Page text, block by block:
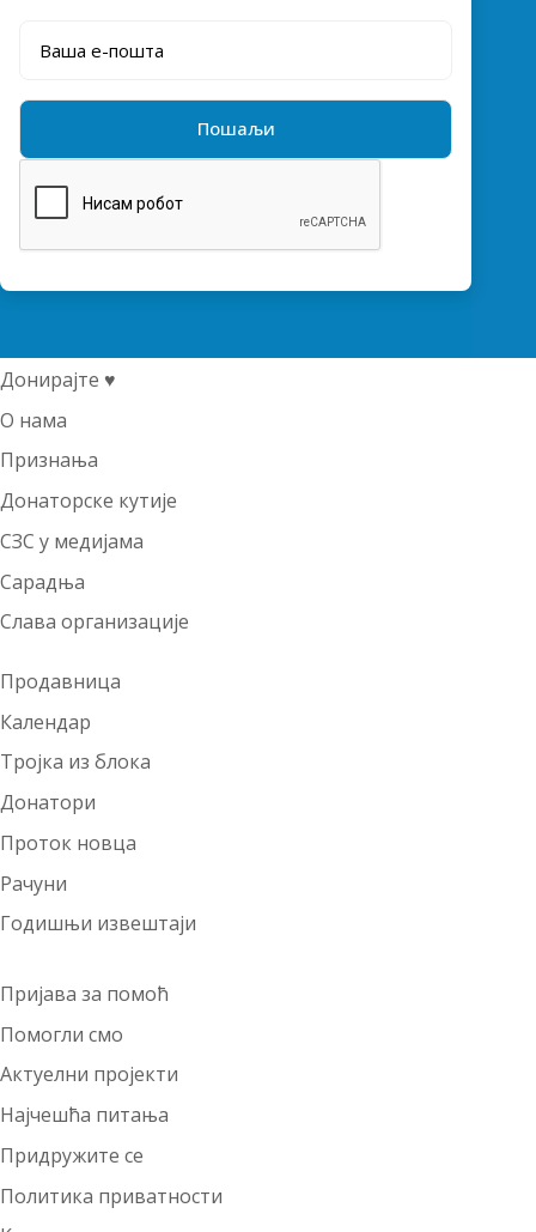
Донирајте ♥
О нама
Признања
Донаторске кутије
СЗС у медијама
Сарадња
Слава организације
Продавница
Календар
Тројка из блока
Донатори
Проток новца
Рачуни
Годишњи извештаји
Пријава за помоћ
Помогли смо
Актуелни пројекти
Најчешћа питања
Придружите се
Политика приватности